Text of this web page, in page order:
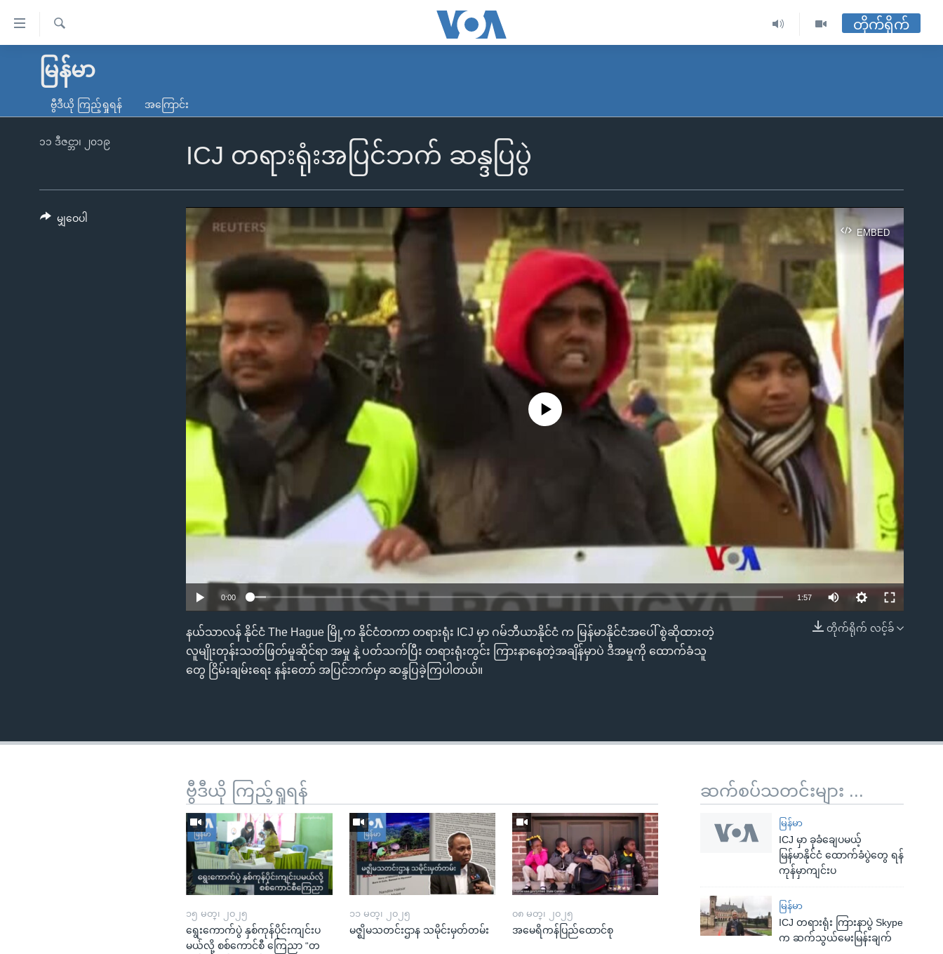
လွယ်ကူ
သည့်
မူလစာမျက်နှာ
ကမ္ဘာ့သတင်းများ
နိုင်ငံတကာ
တရုတ်
အစ္စရေး-ပါလက်စတိုင်း
ရပ်ဝန်းတခု လမ်းတခု အလွန်
အင်္ဂလိပ်စာလေ့လာမယ်
ရှာဖွေ
ရ
လာ
တိုက်ရိုက်
မြန်မာ
ဗွီဒီယို ကြည့်ရှုရန် အကြောင်း
ICJ တရားရုံးအပြင်ဘက် ဆန္ဒပြပွဲ
၁၁ ဒီဇင္ဘာ၊ ၂၀၁၉
EMBED
EMBED
No media source currently available
0:00 1:57
တိုက်ရိုက် လင့်ခ်
နယ်သာလန် နိုင်ငံ The Hague မြို့က နိုင်ငံတကာ တရားရုံး ICJ မှာ ဂမ်ဘီယာနိုင်ငံ က မြန်မာနိုင်ငံအပေါ် စွဲဆိုထားတဲ့
လူမျိုးတုန်းသတ်ဖြတ်မှုဆိုင်ရာ အမှု နဲ့ ပတ်သက်ပြီး တရားရုံးတွင်း ကြားနာနေတဲ့အချိန်မှာပဲ ဒီအမှုကို ထောက်ခံသူ
တွေ ငြိမ်းချမ်းရေး နန်းတော် အပြင်ဘက်မှာ ဆန္ဒပြခဲ့ကြပါတယ်။
မျှဝေပါ
ဆက်စပ်သတင်းများ ...
မြန်မာ
ICJ မှာ ခုခံချေပမယ့်
မြန်မာနိုင်ငံ ထောက်ခံပွဲတွေ ရန်
ကုန်မှာကျင်းပ
မြန်မာ
ICJ တရားရုံး ကြားနာပွဲ Skype
က ဆက်သွယ်မေးမြန်းချက်
ဗွီဒီယို ကြည့်ရှုရန်
၁၅ မတ္၊ ၂၀၂၅
ရွေးကောက်ပွဲ နှစ်ကုန်ပိုင်းကျင်းပ
မယ်လို့ စစ်ကောင်စီ ကြေညာ “တ
၁၁ မတ္၊ ၂၀၂၅
မဇ္ဈိမသတင်းဌာန သမိုင်းမှတ်တမ်း
၀၈ မတ္၊ ၂၀၂၅
အမေရိကန်ပြည်ထောင်စု